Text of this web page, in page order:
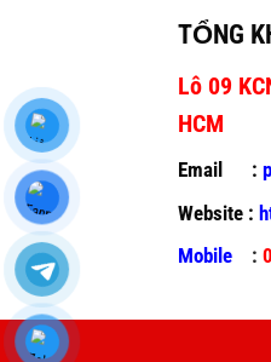
TỔNG
Lô 09
HCM
Email :
Website :
Mobile :